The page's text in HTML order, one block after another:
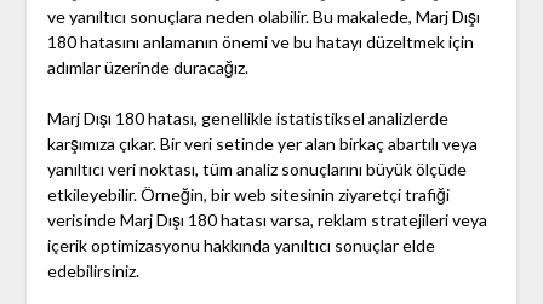
ve yanıltıcı sonuçlara neden olabilir. Bu makalede, Marj Dışı
180 hatasını anlamanın önemi ve bu hatayı düzeltmek için
adımlar üzerinde duracağız.
Marj Dışı 180 hatası, genellikle istatistiksel analizlerde
karşımıza çıkar. Bir veri setinde yer alan birkaç abartılı veya
yanıltıcı veri noktası, tüm analiz sonuçlarını büyük ölçüde
etkileyebilir. Örneğin, bir web sitesinin ziyaretçi trafiği
verisinde Marj Dışı 180 hatası varsa, reklam stratejileri veya
içerik optimizasyonu hakkında yanıltıcı sonuçlar elde
edebilirsiniz.